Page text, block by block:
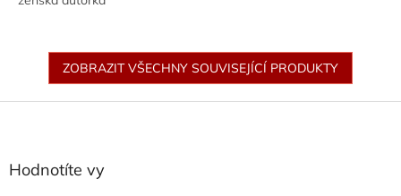
ZOBRAZIT VŠECHNY SOUVISEJÍCÍ PRODUKTY
Hodnotíte vy